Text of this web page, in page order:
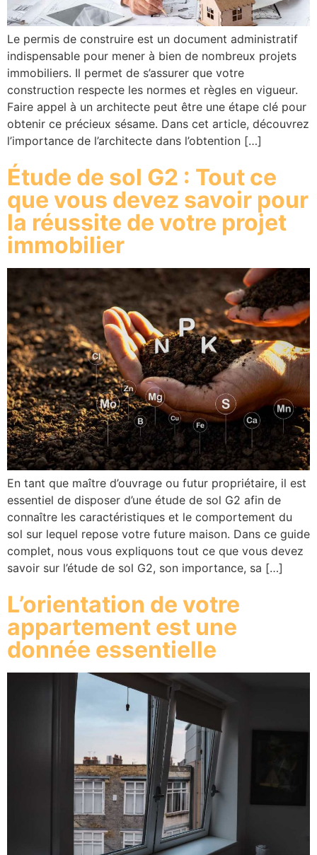
Le permis de construire est un document administratif
indispensable pour mener à bien de nombreux projets
immobiliers. Il permet de s’assurer que votre
construction respecte les normes et règles en vigueur.
Faire appel à un architecte peut être une étape clé pour
obtenir ce précieux sésame. Dans cet article, découvrez
l’importance de l’architecte dans l’obtention […]
Étude de sol G2 : Tout ce
que vous devez savoir pour
la réussite de votre projet
immobilier
En tant que maître d’ouvrage ou futur propriétaire, il est
essentiel de disposer d’une étude de sol G2 afin de
connaître les caractéristiques et le comportement du
sol sur lequel repose votre future maison. Dans ce guide
complet, nous vous expliquons tout ce que vous devez
savoir sur l’étude de sol G2, son importance, sa […]
L’orientation de votre
appartement est une
donnée essentielle